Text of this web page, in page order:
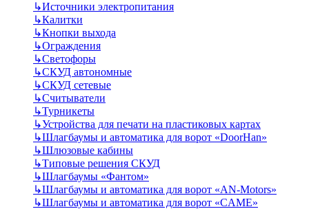
↳Источники электропитания
↳Калитки
↳Кнопки выхода
↳Ограждения
↳Светофоры
↳СКУД автономные
↳СКУД сетевые
↳Считыватели
↳Турникеты
↳Устройства для печати на пластиковых картах
↳Шлагбаумы и автоматика для ворот «DoorHan»
↳Шлюзовые кабины
↳Типовые решения СКУД
↳Шлагбаумы «Фантом»
↳Шлагбаумы и автоматика для ворот «AN-Motors»
↳Шлагбаумы и автоматика для ворот «CAME»